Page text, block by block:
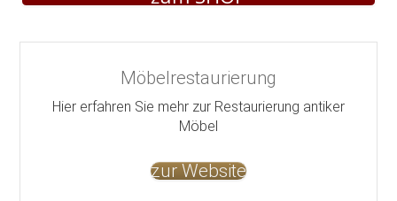
Möbelrestaurierung
Hier erfahren Sie mehr zur Restaurierung antiker
Möbel
zur Website